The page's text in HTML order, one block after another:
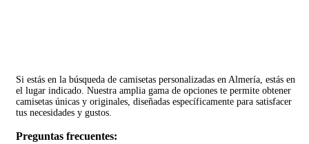
Si estás en la búsqueda de camisetas personalizadas en Almería, estás en
el lugar indicado. Nuestra amplia gama de opciones te permite obtener
camisetas únicas y originales, diseñadas específicamente para satisfacer
tus necesidades y gustos.
Preguntas frecuentes: